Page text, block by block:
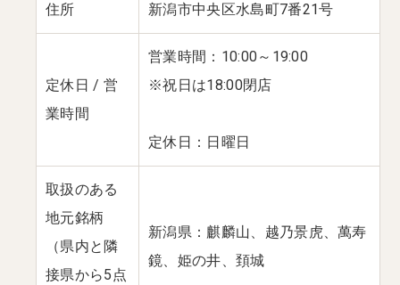
住所 新潟市中央区水島町7番21号
定休日 / 営
業時間
営業時間：10:00～19:00
※祝日は18:00閉店
定休日：日曜日
取扱のある
地元銘柄
（県内と隣
接県から5点
新潟県：麒麟山、越乃景虎、萬寿
鏡、姫の井、頚城